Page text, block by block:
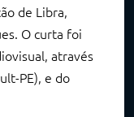
de Libra,
O curta foi
através
PE), e do